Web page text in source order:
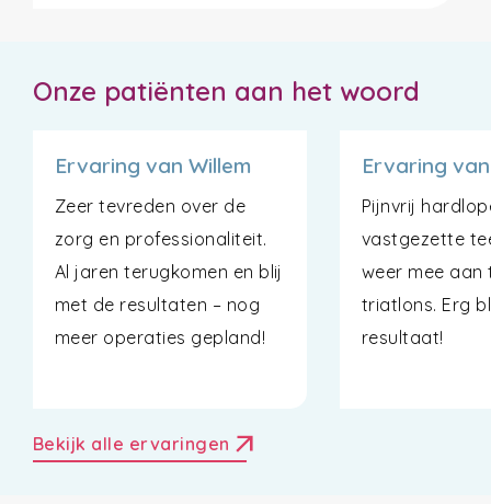
Onze patiënten aan het woord
Ervaring van Willem
Zeer tevreden over de
zorg en professionaliteit.
Al jaren terugkomen en blij
met de resultaten – nog
meer operaties gepland!
Ervaring
Pijnvrij
vastgezette
weer mee aan
triatlons. Erg
resultaat!
Bekijk alle ervaringen arrow_outward